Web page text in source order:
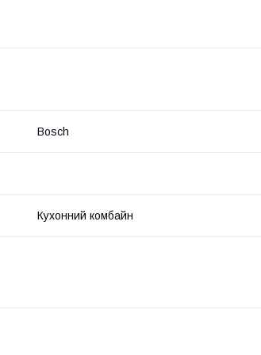
Bosch
Кухонний комбайн